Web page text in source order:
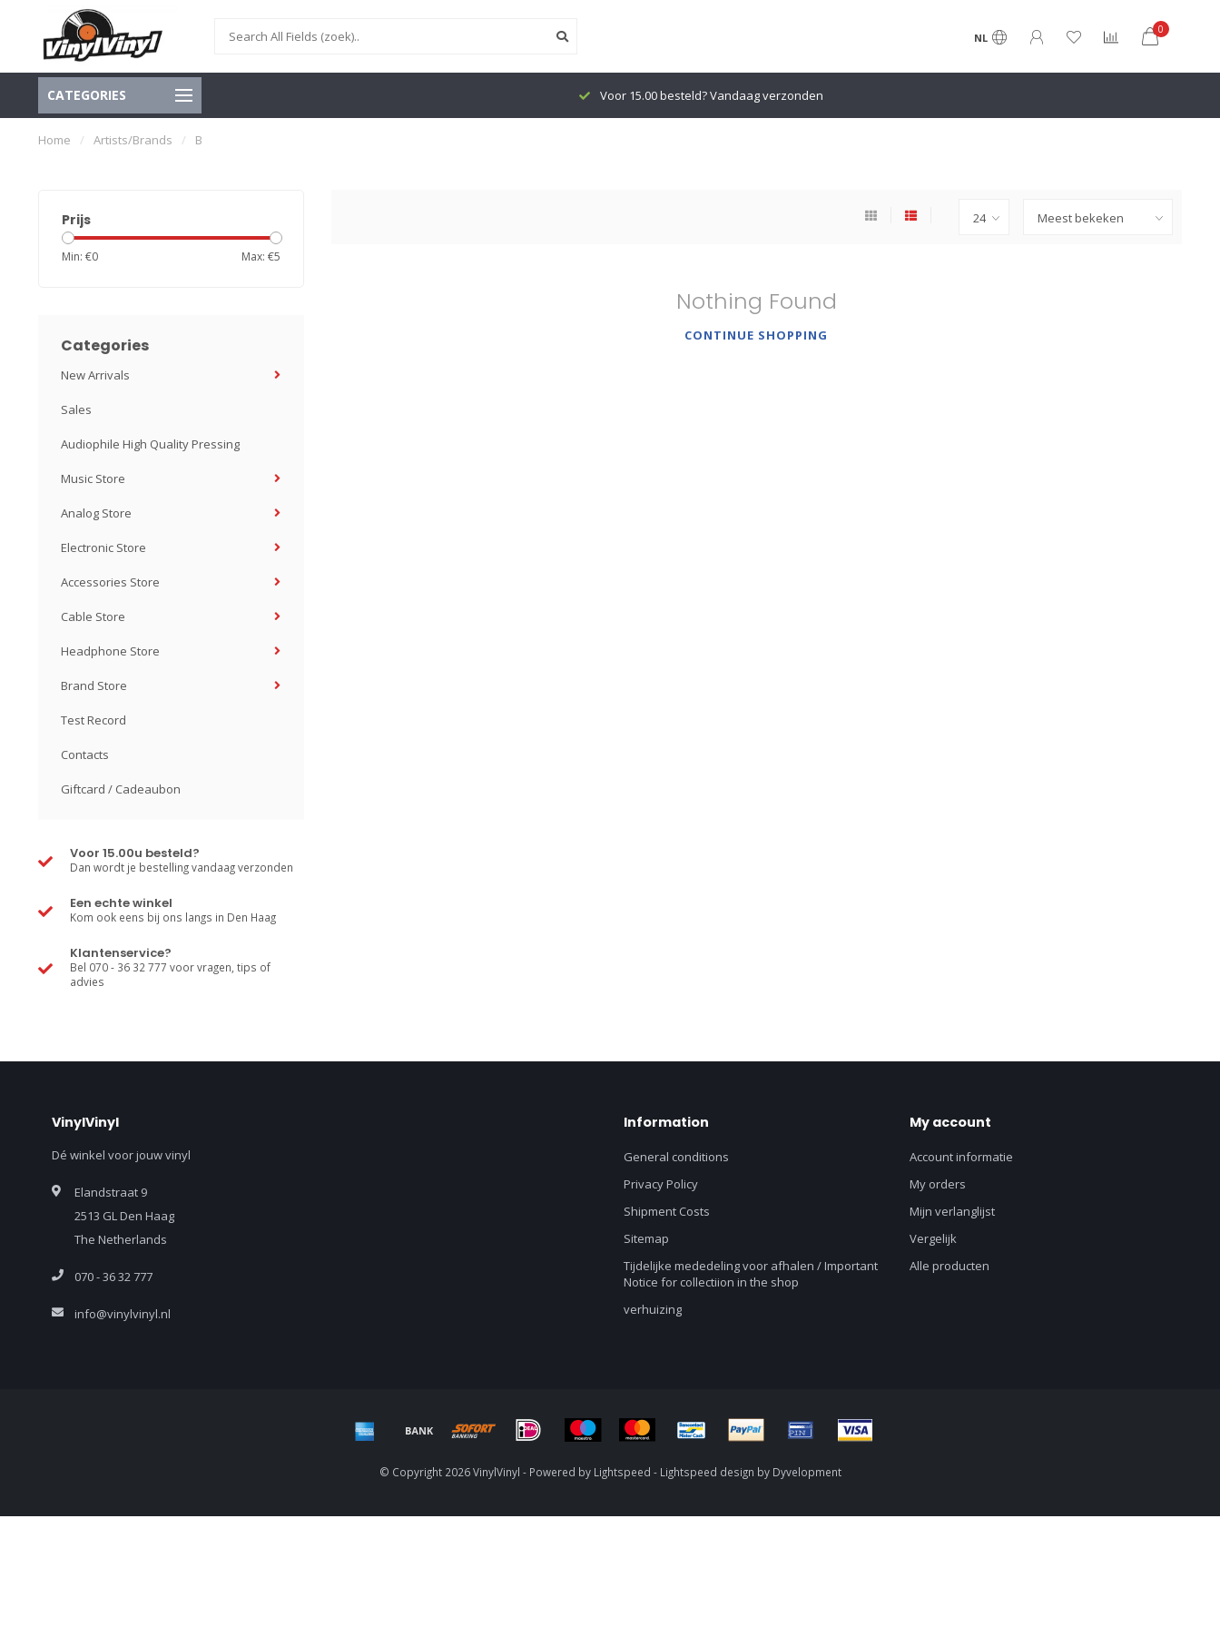
NL
0
CATEGORIES Voor 15.00 besteld? Vandaag verzonden
Home / Artists/Brands / B
Prijs
Min: €0 Max: €5
Categories
New Arrivals
Sales
Audiophile High Quality Pressing
Music Store
Analog Store
Electronic Store
Accessories Store
Cable Store
Headphone Store
Brand Store
Test Record
Contacts
Giftcard / Cadeaubon
Voor 15.00u besteld?
Dan wordt je bestelling vandaag verzonden
Een echte winkel
Kom ook eens bij ons langs in Den Haag
Klantenservice?
Bel 070 - 36 32 777 voor vragen, tips of
advies
Nothing Found
CONTINUE SHOPPING
VinylVinyl
Dé winkel voor jouw vinyl
Elandstraat 9
2513 GL Den Haag
The Netherlands
070 - 36 32 777
info@vinylvinyl.nl
Information
General conditions
Privacy Policy
Shipment Costs
Sitemap
Tijdelijke mededeling voor afhalen / Important
Notice for collectiion in the shop
verhuizing
My account
Account informatie
My orders
Mijn verlanglijst
Vergelijk
Alle producten
© Copyright 2026 VinylVinyl - Powered by Lightspeed - Lightspeed design by Dyvelopment